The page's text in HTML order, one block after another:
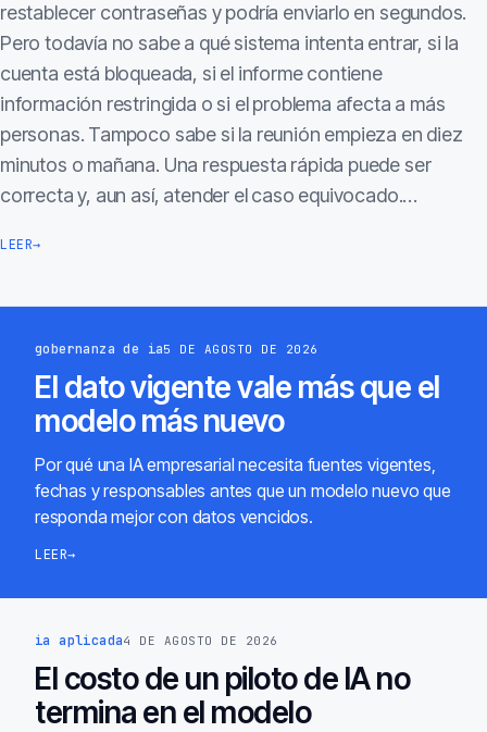
restablecer contraseñas y podría enviarlo en segundos.
Pero todavía no sabe a qué sistema intenta entrar, si la
cuenta está bloqueada, si el informe contiene
información restringida o si el problema afecta a más
personas. Tampoco sabe si la reunión empieza en diez
minutos o mañana. Una respuesta rápida puede ser
correcta y, aun así, atender el caso equivocado.…
LEER→
gobernanza de ia5 DE AGOSTO DE 2026
El dato vigente vale más que el
modelo más nuevo
Por qué una IA empresarial necesita fuentes vigentes,
fechas y responsables antes que un modelo nuevo que
responda mejor con datos vencidos.
LEER→
ia aplicada4 DE AGOSTO DE 2026
El costo de un piloto de IA no
termina en el modelo